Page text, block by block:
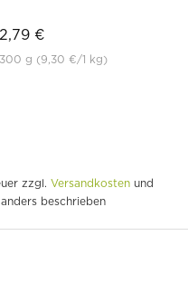
2,79 €
300 g (9,30 €/1 kg)
zzgl. Versandkosten und
beschrieben